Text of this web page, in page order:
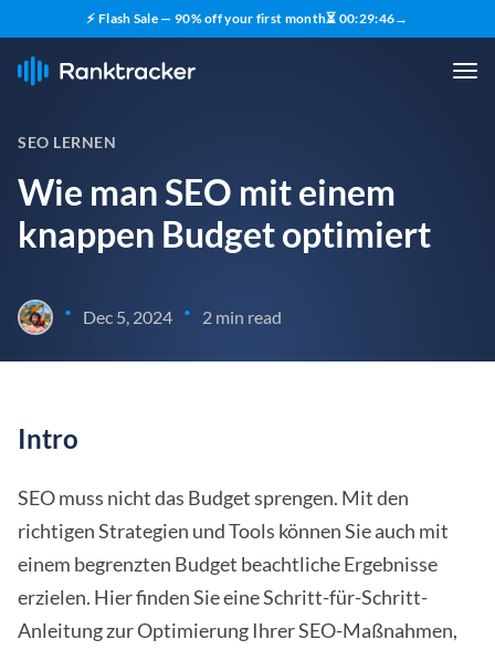
⚡ Flash Sale — 90% off your first month⏳ 00:29:45→
SEO LERNEN
Wie man SEO mit einem
knappen Budget optimiert
• Dec 5, 2024 • 2 min read
Intro
SEO muss nicht das Budget sprengen. Mit den
richtigen Strategien und Tools können Sie auch mit
einem begrenzten Budget beachtliche Ergebnisse
erzielen. Hier finden Sie eine Schritt-für-Schritt-
Anleitung zur Optimierung Ihrer SEO-Maßnahmen,